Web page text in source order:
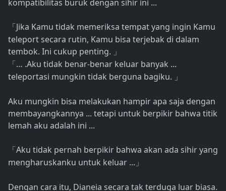
kompatibilitas buruk dengan sihir ini ...
「 Jika Kamu tidak memeriksa tempat yang ingin Kamu
teleport secara rutin, Kamu bisa terjebak di dalam
tembok. Ini cukup penting.
」
「 … .Aku tidak benar-benar keluar banyak ...
teleportasi mungkin tidak berguna bagiku.
」
Aku mungkin bisa melakukan hampir apa saja dengan
membayangkannya ... tetapi untuk berpikir bahwa titik
lemah aku adalah ini ...
「 Aku tidak pernah berpikir bahwa akan ada sihir yang
mengharuskanku untuk keluar ... 」
Dengan cara itu, Dianeia secara tak terduga luar biasa.